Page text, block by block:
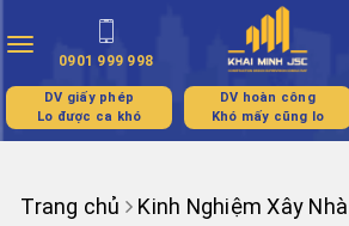
Toggle
navigation
0901 999 998
DV giấy phép
Lo được ca khó
DV hoàn công
Khó mấy cũng lo
Trang chủ Kinh Nghiệm Xây Nhà